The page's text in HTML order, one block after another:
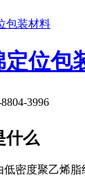
定位包
3996
什么
低密度聚乙烯